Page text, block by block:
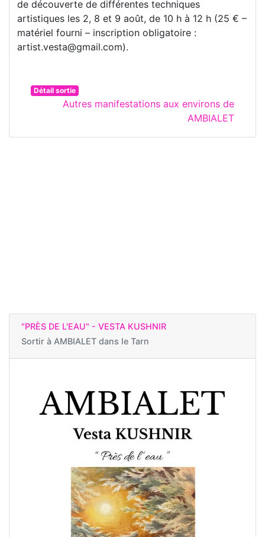
de découverte de différentes techniques
artistiques les 2, 8 et 9 août, de 10 h à 12 h (25 € –
matériel fourni – inscription obligatoire :
artist.vesta@gmail.com).
Détail sortie
Autres manifestations aux environs de
AMBIALET
"PRÈS DE L'EAU" - VESTA KUSHNIR
Sortir à AMBIALET dans le Tarn